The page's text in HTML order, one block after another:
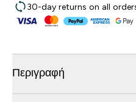
30-day returns on all
Περιγραφή